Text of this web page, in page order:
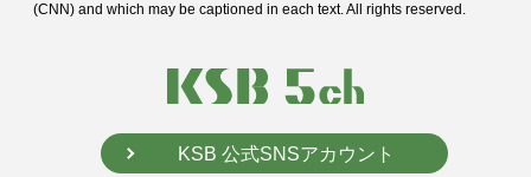
(CNN) and which may be captioned in each text. All rights reserved.
KSB 公式SNSアカウント